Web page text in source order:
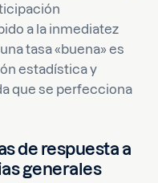
a la inmediatez
tasa «buena» es
estadística y
que se perfecciona
de respuesta a
generales